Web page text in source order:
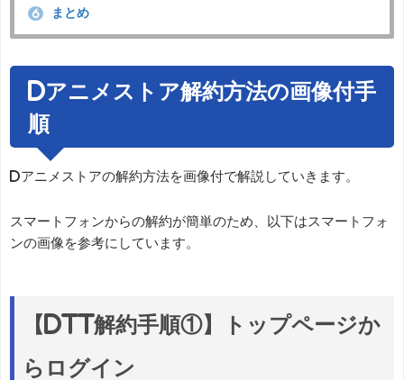
6 まとめ
dアニメストア解約方法の画像付手
順
dアニメストアの解約方法を画像付で解説していきます。
スマートフォンからの解約が簡単のため、以下はスマートフォ
ンの画像を参考にしています。
【dTT解約手順①】トップページか
らログイン